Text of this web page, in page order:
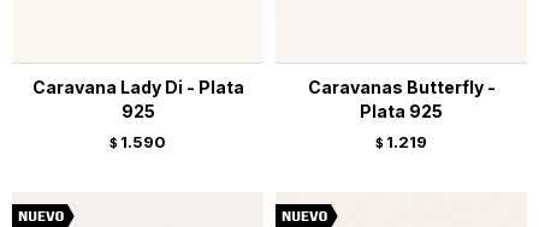
Caravana Lady Di - Plata
925
$ 1.590
Caravanas Butterfly -
Plata 925
$ 1.219